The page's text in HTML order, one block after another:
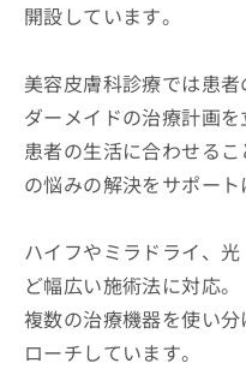
開設しています。
美容皮膚科診療では患
ダーメイドの治療計画を
患者の生活に合わせる
の悩みの解決をサポート
ハイフやミラドライ、
ど幅広い施術法に対応。
複数の治療機器を使い
ローチしています。